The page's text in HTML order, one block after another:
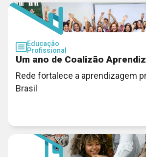
Educação
Profissional
Um ano de Coalizão
Rede fortalece a aprendizagem
Brasil